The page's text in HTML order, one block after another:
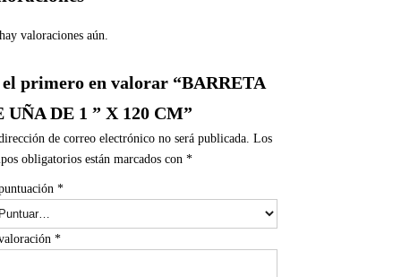
valoraciones aún.
el primero en valorar “BARRETA
UÑA DE 1 ” X 120 CM”
de correo electrónico no será publicada. Los
obligatorios están marcados con *
*
*